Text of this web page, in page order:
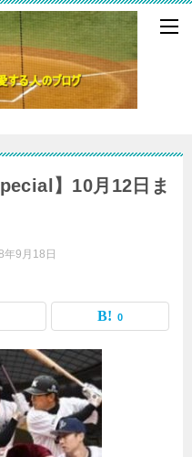
】10月12日ま
年9月18日
0